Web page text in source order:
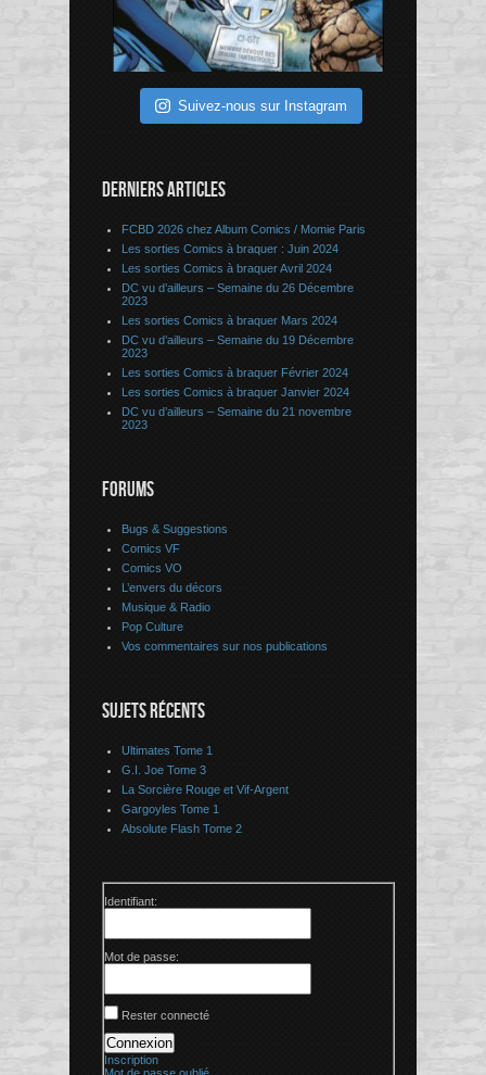
Suivez-nous sur Instagram
DERNIERS ARTICLES
FCBD 2026 chez Album Comics / Momie Paris
Les sorties Comics à braquer : Juin 2024
Les sorties Comics à braquer Avril 2024
DC vu d’ailleurs – Semaine du 26 Décembre
2023
Les sorties Comics à braquer Mars 2024
DC vu d’ailleurs – Semaine du 19 Décembre
2023
Les sorties Comics à braquer Février 2024
Les sorties Comics à braquer Janvier 2024
DC vu d’ailleurs – Semaine du 21 novembre
2023
FORUMS
Bugs & Suggestions
Comics VF
Comics VO
L’envers du décors
Musique & Radio
Pop Culture
Vos commentaires sur nos publications
SUJETS RÉCENTS
Ultimates Tome 1
G.I. Joe Tome 3
La Sorcière Rouge et Vif-Argent
Gargoyles Tome 1
Absolute Flash Tome 2
Identifiant:
Mot de passe:
Rester connecté
Connexion
Inscription